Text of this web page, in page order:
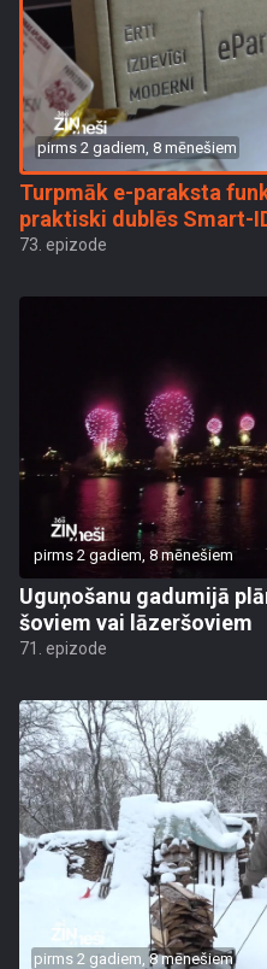
pirms 2 gadiem, 8 mēnešiem
Turpmāk e-paraksta
praktiski dublēs Smart-
73. epizode
pirms 2 gadiem, 8 mēnešiem
Uguņošanu gadumijā
šoviem vai lāzeršoviem
71. epizode
pirms 2 gadiem, 8 mēnešiem